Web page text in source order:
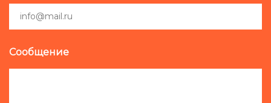
Сообщение